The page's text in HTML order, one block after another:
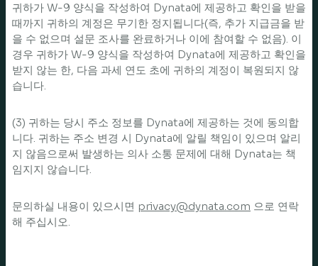
귀하가 W-9 양식을 작성하여 Dynata에 제공하고 확인을 받을
때까지 귀하의 계정은 무기한 정지됩니다(즉, 추가 지급금을 받
을 수 없으며 설문 조사를 완료하거나 이에 참여할 수 없음). 이
경우 귀하가 W-9 양식을 작성하여 Dynata에 제공하고 확인을
받지 않는 한, 다음 과세 연도 초에 귀하의 계정이 복원되지 않
습니다.
(3) 귀하는 당시 주소 정보를 Dynata에 제공하는 것에 동의합
니다. 귀하는 주소 변경 시 Dynata에 알릴 책임이 있으며 알리
지 않음으로써 발생하는 의사 소통 문제에 대해 Dynata는 책
임지지 않습니다.
문의하실 내용이 있으시면 privacy@dynata.com 으로 연락
해 주십시오.